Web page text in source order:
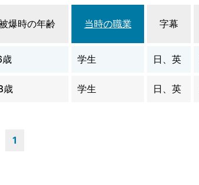
爆時の年齢 当時の職業 字幕
歳 学生 日、英
歳 学生 日、英
1